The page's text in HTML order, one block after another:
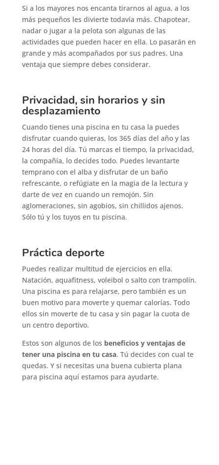
Si a los mayores nos encanta tirarnos al agua, a los
más pequeños les divierte todavía más. Chapotear,
nadar o jugar a la pelota son algunas de las
actividades que pueden hacer en ella. Lo pasarán en
grande y más acompañados por sus padres. Una
ventaja que siempre debes considerar.
Privacidad, sin horarios y sin
desplazamiento
Cuando tienes una piscina en tu casa la puedes
disfrutar cuando quieras, los 365 días del año y las
24 horas del día. Tú marcas el tiempo, la privacidad,
la compañía, lo decides todo. Puedes levantarte
temprano con el alba y disfrutar de un baño
refrescante, o refúgiate en la magia de la lectura y
darte de vez en cuando un remojón. Sin
aglomeraciones, sin agobios, sin chillidos ajenos.
Sólo tú y los tuyos en tu piscina.
Práctica deporte
Puedes realizar multitud de ejercicios en ella.
Natación, aquafitness, voleibol o salto con trampolín.
Una piscina es para relajarse, pero también es un
buen motivo para moverte y quemar calorías. Todo
ellos sin moverte de tu casa y sin pagar la cuota de
un centro deportivo.
Estos son algunos de los beneficios y ventajas de
tener una piscina en tu casa. Tú decides con cual te
quedas. Y si necesitas una buena cubierta plana
para piscina aquí estamos para ayudarte.